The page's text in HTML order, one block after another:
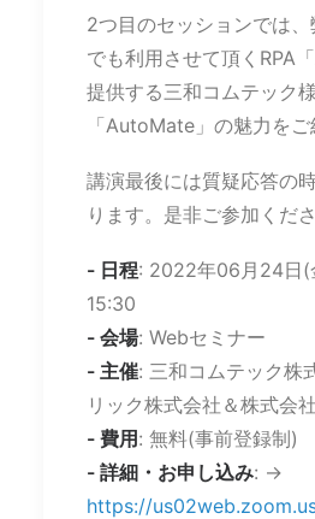
2つ目のセッションでは
でも利用させて頂くRPA
提供する三和コムテック
「AutoMate」の魅力をご
講演最後には質疑応答の
ります。是非ご参加くださ
- 日程: 2022年06月24日
15:30
- 会場: Webセミナー
- 主催: 三和コムテック株
リック株式会社＆株式会
- 費用: 無料(事前登録制)
- 詳細・お申し込み: ->
https://